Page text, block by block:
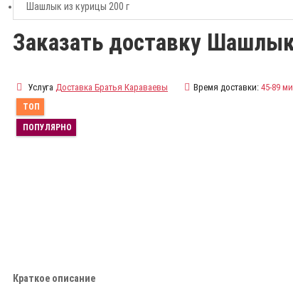
Шашлык из курицы 200 г
Заказать доставку
Услуга Доставка Братья Караваевы Время доставки: 45-89
ТОП
ПОПУЛЯРНО
Краткое описание